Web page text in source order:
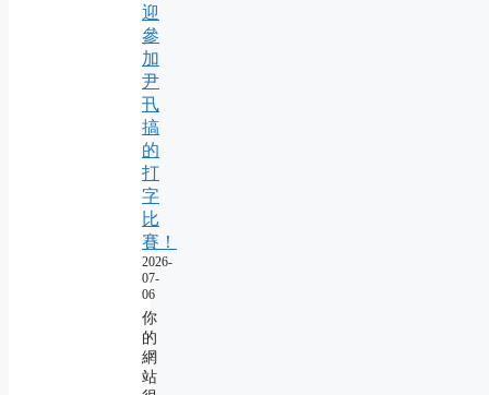
迎
參
加
尹
卂
搞
的
打
字
比
賽！
2026-
07-
06
你
的
網
站